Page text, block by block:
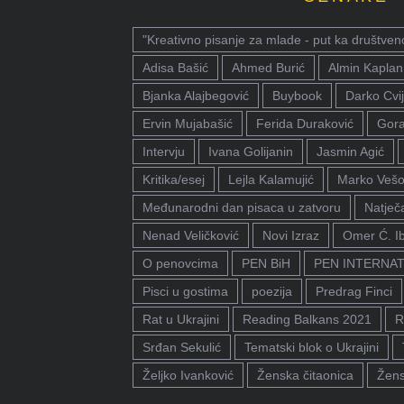
"Kreativno pisanje za mlade - put ka
Adisa Bašić
Ahmed Burić Almin Kaplan
Bjanka Alajbegović
Buybook Darko
Ervin Mujabašić
Ferida Duraković
Intervju
Ivana Golijanin Jasmin Agić
Kritika/esej
Lejla Kalamujić Marko
Međunarodni dan pisaca u zatvoru
Nenad Veličković
Novi Izraz
Omer Ć.
O penovcima
PEN BiH
PEN
Pisci u gostima
poezija Predrag Finci
Rat u Ukrajini
Reading Balkans 2021
Srđan Sekulić
Tematski blok o Ukrajini
Željko Ivanković
Ženska čitaonica